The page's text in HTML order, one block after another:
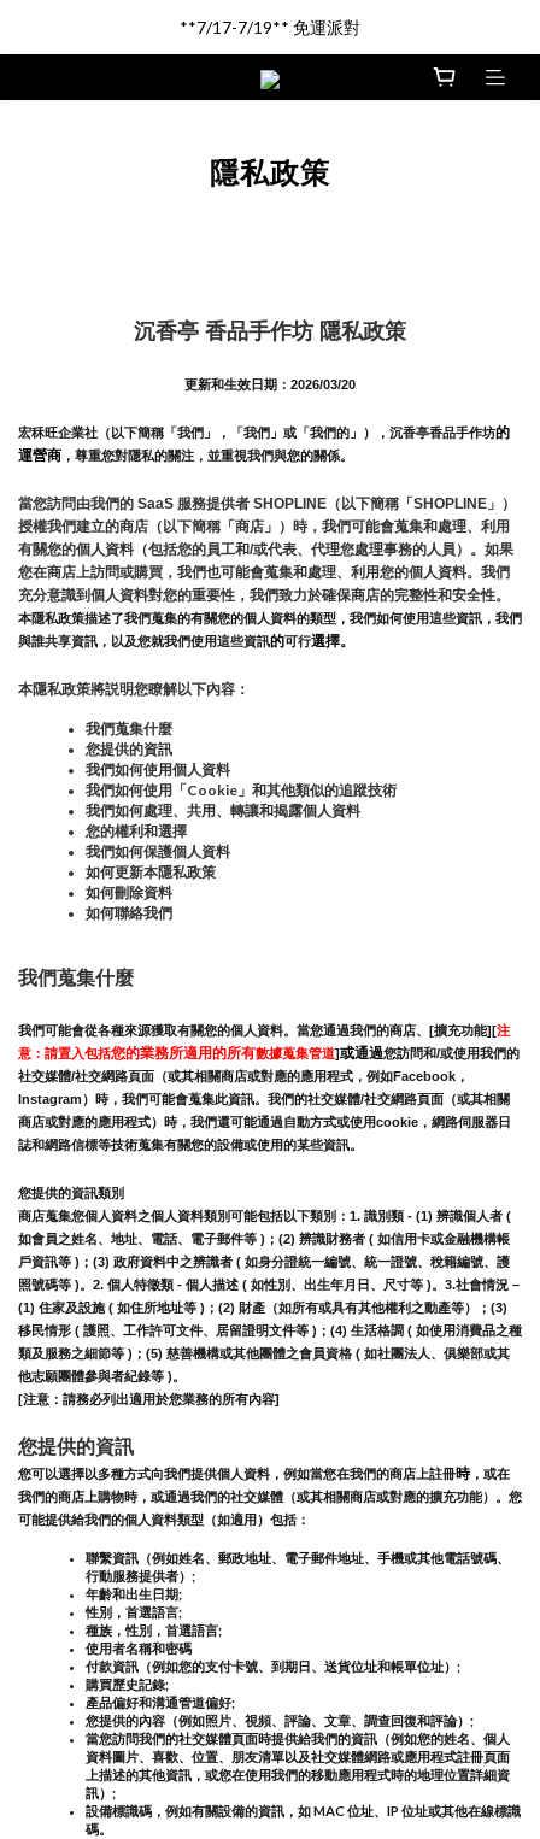
新品登場!! \印尼馬來沉香/
**7/17-7/19** 免運派對
新品登場!! \印尼馬來沉香/
隱私政策
沉香亭 香品手作坊 隱私政策
更新和生效日期：2026/03/20
宏秝旺企業社（以下簡稱「我們」，「我們」或「我們的」），沉香亭香品手作坊的
運營商 ，尊重您對隱私的關注，並重視我們與您的關係。
當您訪問由我們的 SaaS 服務提供者 SHOPLINE（以下簡稱「SHOPLINE」）
授權我們建立的商店（以下簡稱「商店」）時，我們可能會蒐集和處理、利用
有關您的個人資料（包括您的員工和/或代表、代理您處理事務的人員）。如果
您在商店上訪問或購買，我們也可能會蒐集和處理、利用您的個人資料。我們
充分意識到個人資料對您的重要性，我們致力於確保商店的完整性和安全性。
本隱私政策描述了我們蒐集的有關您的個人資料的類型，我們如何使用這些資訊，我們
與誰共享資訊，以及您就我們使用這些資訊的可行選擇。
本隱私政策將説明您瞭解以下內容：
我們蒐集什麼
您提供的資訊
我們如何使用個人資料
我們如何使用「Cookie」和其他類似的追蹤技術
我們如何處理、共用、轉讓和揭露個人資料
您的權利和選擇
我們如何保護個人資料
如何更新本隱私政策
如何刪除資料
如何聯絡我們
我們蒐集什麼
我們可能會從各種來源獲取有關您的個人資料。當您通過我們的商店、[擴充功能][注
意：請置入包括您的業務所適用的所有數據蒐集管道]或通過您訪問和/或使用我們的
社交媒體/社交網路頁面（或其相關商店或對應的應用程式，例如Facebook，
Instagram）時，我們可能會蒐集此資訊。 我們的社交媒體/社交網路頁面（或其相關
商店或對應的應用程式）時，我們還可能通過自動方式或使用cookie，網路伺服器日
誌和網路信標等技術蒐集有關您的設備或使用的某些資訊。
您提供的資訊類別
商店蒐集您個人資料之個人資料類別可能包括以下類別：1. 識別類 - (1) 辨識個人者 (
如會員之姓名、地址、電話、電子郵件等 )；(2) 辨識財務者 ( 如信用卡或金融機構帳
戶資訊等 )；(3) 政府資料中之辨識者 ( 如身分證統一編號、統一證號、稅籍編號、護
照號碼等 )。2. 個人特徵類 - 個人描述 ( 如性別、出生年月日、尺寸等 )。3.社會情況 –
(1) 住家及設施 ( 如住所地址等 )；(2) 財產（如所有或具有其他權利之動產等）；(3)
移民情形 ( 護照、工作許可文件、居留證明文件等 )；(4) 生活格調 ( 如使用消費品之種
類及服務之細節等 )；(5) 慈善機構或其他團體之會員資格 ( 如社團法人、俱樂部或其
他志願團體參與者紀錄等 )。
[注意：請務必列出適用於您業務的所有內容]
您提供的資訊
您可以選擇以多種方式向我們提供個人資料，例如當您在我們的商店上註冊時，或在
我們的商店上購物時，或通過我們的社交媒體（或其相關商店或對應的擴充功能）。您
可能提供給我們的個人資料類型（如適用）包括：
聯繫資訊（例如姓名、郵政地址、電子郵件地址、手機或其他電話號碼、
行動服務提供者）;
年齡和出生日期;
性別，首選語言;
種族，性別，首選語言;
使用者名稱和密碼
付款資訊（例如您的支付卡號、到期日、送貨位址和帳單位址）;
購買歷史記錄;
產品偏好和溝通管道偏好;
您提供的內容（例如照片、視頻、評論、文章、調查回復和評論）;
當您訪問我們的社交媒體頁面時提供給我們的資訊（例如您的姓名、個人
資料圖片、喜歡、位置、朋友清單以及社交媒體網路或應用程式註冊頁面
上描述的其他資訊，或您在使用我們的移動應用程式時的地理位置詳細資
訊）;
設備標識碼，例如有關設備的資訊，如 MAC 位址、IP 位址或其他在線標識
碼。